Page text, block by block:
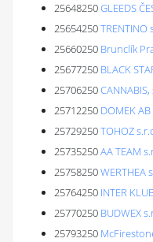
25648250GLEEDS
25654250TRENTINO
25660250 Brunclík
25677250 BLACK
25706250CANNABIS,
25712250 DOMEK
25729250TOHOZ
25735250AA TEAM
25758250WERTHEA
25764250 INTER
25770250 BUDWEX
25793250